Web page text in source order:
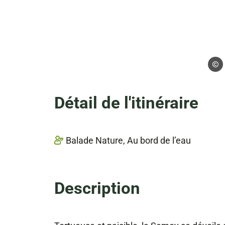
Eric
Détail de l'itinéraire
Balade Nature, Au bord de l’eau
Description